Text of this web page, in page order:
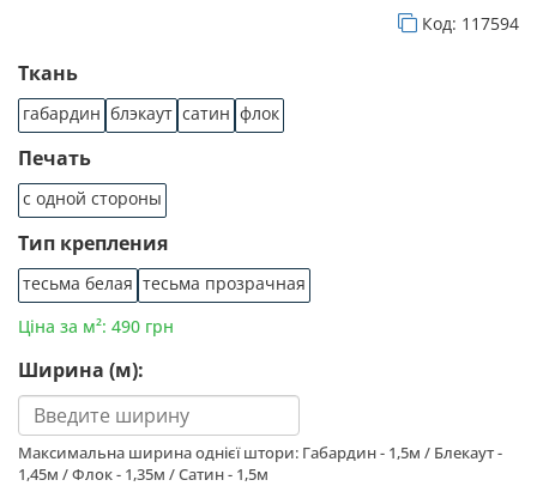
Код: 117594
Ткань
габардин блэкаут сатин флок
Печать
с одной стороны
Тип крепления
тесьма белая тесьма прозрачная
Ціна за м²: 490 грн
Ширина (м):
Максимальна ширина однієї штори: Габардин - 1,5м / Блекаут -
1,45м / Флок - 1,35м / Сатин - 1,5м